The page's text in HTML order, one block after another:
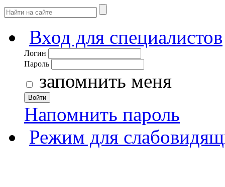
Вход для специалистов
Логин
Пароль
запомнить меня
Войти
Напомнить пароль
Режим для